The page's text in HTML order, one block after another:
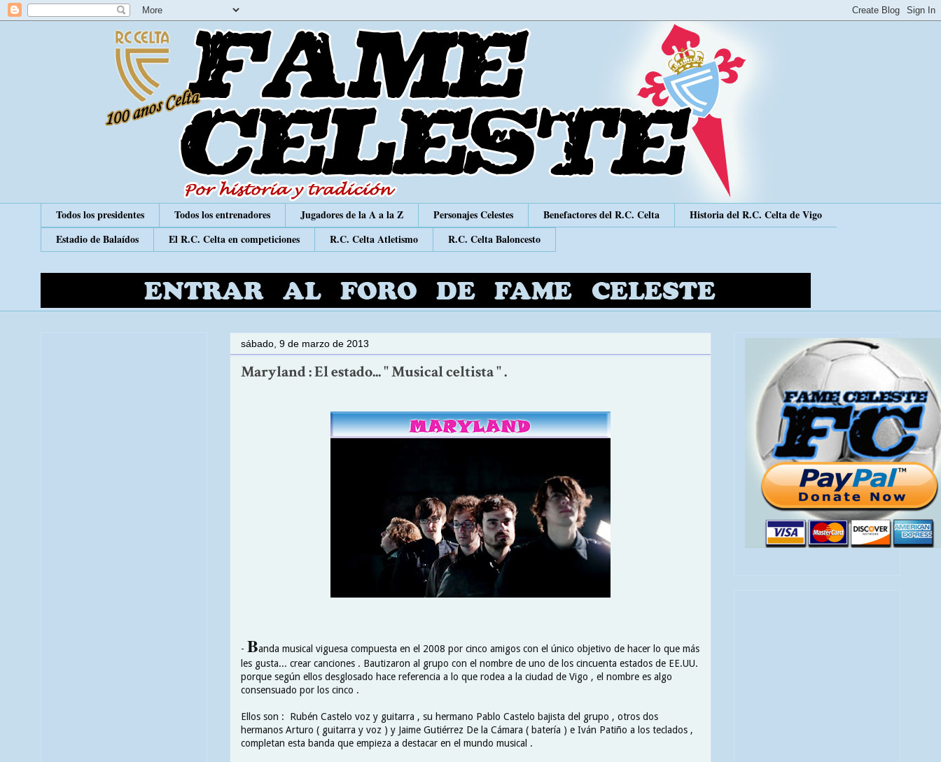
Todos los presidentes Todos los entrenadores Jugadores de la A a la Z Personajes Celestes Benefactores del R.C. Celta
Historia del R.C. Celta de Vigo
Estadio de Balaídos
El R.C. Celta en competiciones R.C. Celta Atletismo R.C. Celta Baloncesto
sábado, 9 de marzo de 2013
Maryland : El estado... " Musical celtista " .
- Banda musical viguesa compuesta en el 2008 por cinco amigos con el único objetivo de hacer lo que más
les gusta... crear canciones . Bautizaron al grupo con el nombre de uno de los cincuenta estados de EE.UU.
porque según ellos desglosado hace referencia a lo que rodea a la ciudad de Vigo , el nombre es algo
consensuado por los cinco .
Ellos son : Rubén Castelo voz y guitarra , su hermano Pablo Castelo bajista del grupo , otros dos
hermanos Arturo ( guitarra y voz ) y Jaime Gutiérrez De la Cámara ( batería ) e Iván Patiño a los teclados ,
completan esta banda que empieza a destacar en el mundo musical .